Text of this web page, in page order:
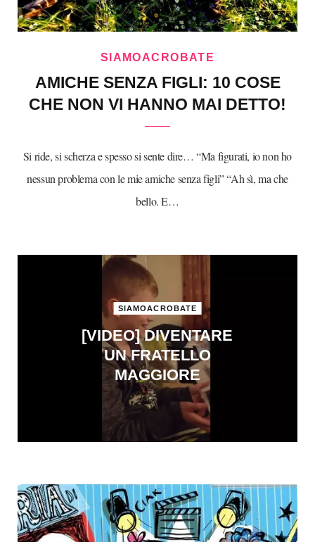
SIAMOACROBATE
AMICHE SENZA FIGLI: 10 COSE
CHE NON VI HANNO MAI DETTO!
Si ride, si scherza e spesso si sente dire… “Ma figurati, io non ho
nessun problema con le mie amiche senza figli” “Ah sì, ma che
bello. E…
SIAMOACROBATE
[VIDEO] DIVENTARE
UN FRATELLO
MAGGIORE